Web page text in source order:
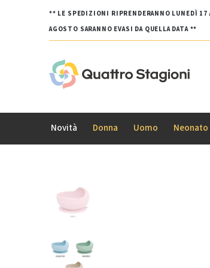
** LE SPEDIZIONI RIPRENDERANNO LUNEDÌ
AGOSTO SARANNO EVASI DA QUELLA DATA **
Novità Donna Uomo Neonato